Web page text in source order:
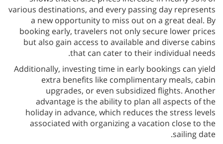
various destinations, and every passing day represents
a new opportunity to miss out on a great deal. By
booking early, travelers not only secure lower prices
but also gain access to available and diverse cabins
that can cater to their individual needs.
Additionally, investing time in early bookings can yield
extra benefits like complimentary meals, cabin
upgrades, or even subsidized flights. Another
advantage is the ability to plan all aspects of the
holiday in advance, which reduces the stress levels
associated with organizing a vacation close to the
sailing date.